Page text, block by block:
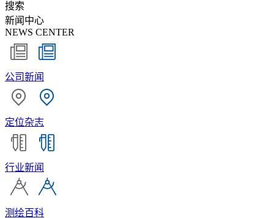
搜索
新闻中心
NEWS CENTER
公司新闻
定位杂志
行业新闻
测绘百科